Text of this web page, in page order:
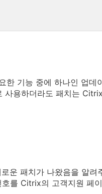
한 기능 중에 하나인 업데
사용하더라도 패치는
운 패치가 나왔음을 알려
를 Citrix의 고객지원 페